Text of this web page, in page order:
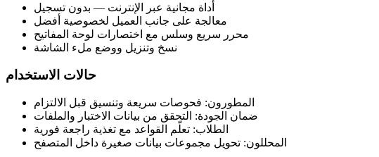
أداة مجانية عبر الإنترنت — بدون تسجيل
معالجة على جانب العميل لخصوصية أفضل
محرر سريع وسلس مع اختصارات لوحة المفاتيح
نسخ وتنزيل ووضع ملء الشاشة
حالات الاستخدام
المطورون: فحوصات سريعة وتنسيق قبل الالتزام
ضمان الجودة: التحقق من بيانات الاختبار والملفات
الطلاب: تعلّم القواعد مع تغذية راجعة فورية
المحللون: تحويل مجموعات بيانات صغيرة داخل المتصفح